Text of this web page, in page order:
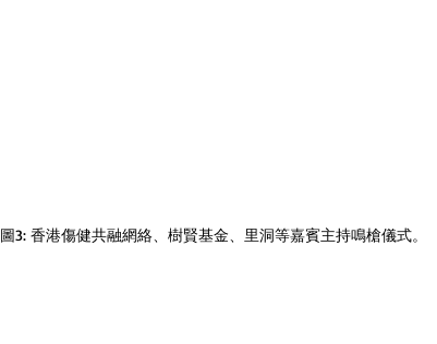
圖3: 香港傷健共融網絡、樹賢基金、里洞等嘉賓主持鳴槍儀式。